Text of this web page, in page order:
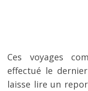
L’auteur
Ces voyages
effectué le
laisse lire un